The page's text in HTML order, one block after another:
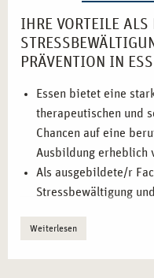
IHRE VORTEILE
PRÄVENTION IN
Essen bietet eine
therapeutischen und
Chancen auf eine
Ausbildung erheblich
Als ausgebildete/r
Stressbewältigung
Stadtentwicklung, die
Weiterlesen